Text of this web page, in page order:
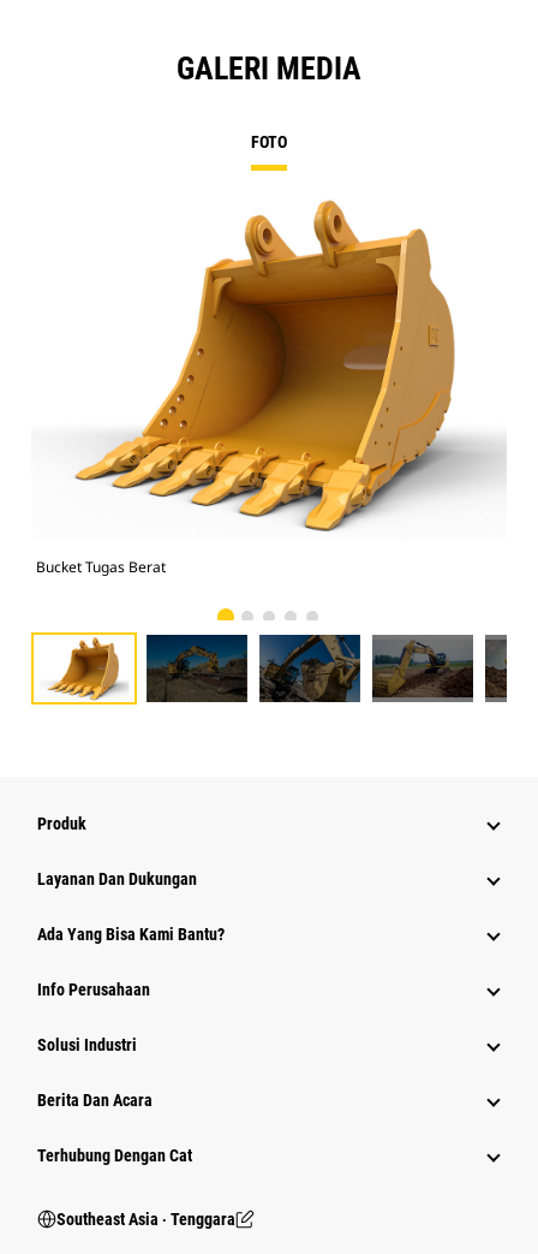
GALERI MEDIA
FOTO
Bucket Tugas Berat
Produk
Layanan Dan Dukungan
Ada Yang Bisa Kami Bantu?
Info Perusahaan
Solusi Industri
Berita Dan Acara
Terhubung Dengan Cat
Southeast Asia ‧ Tenggara